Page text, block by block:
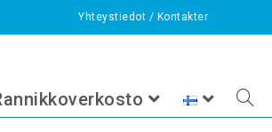
Yhteystiedot / Kontakter